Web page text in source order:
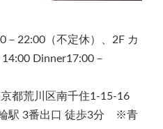
22:00（不定休）、2F カ
Dinner17:00－
荒川区南千住1-15-16
駅 3番出口 徒歩3分 ※青